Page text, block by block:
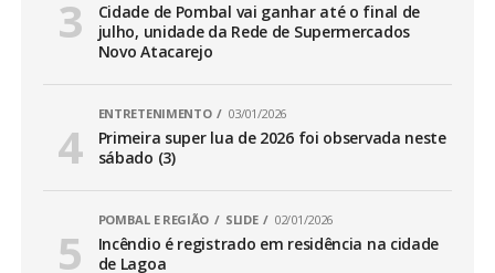
Cidade de Pombal vai ganhar até o final de
julho, unidade da Rede de Supermercados
Novo Atacarejo
ENTRETENIMENTO 03/01/2026
Primeira super lua de 2026 foi observada neste
sábado (3)
POMBAL E REGIÃO SLIDE 02/01/2026
Incêndio é registrado em residência na cidade
de Lagoa